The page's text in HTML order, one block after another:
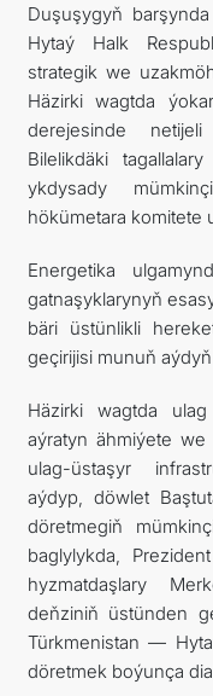
Duşuşygyň
Hytaý Halk
strategik we
Häzirki wagtda
derejesinde
Bilelikdäki
ykdysady
hökümetara komitete
Energetika
gatnaşyklarynyň
bäri üstünlikli
geçirijisi munuň
Häzirki wagtda
aýratyn ähmiýete
ulag-üstaşyr
aýdyp, döwlet
döretmegiň
baglylykda,
hyzmatdaşlary
deňziniň üstünden
Türkmenistan —
döretmek boýunça